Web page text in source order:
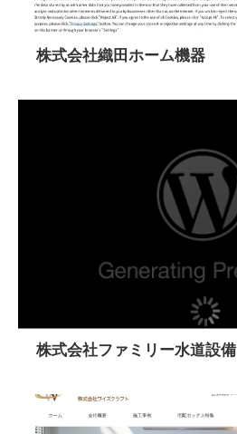
株式会社織田ホーム機器
株式会社ファミリー水道設備